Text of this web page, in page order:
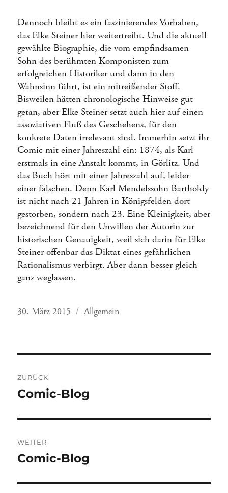
Dennoch bleibt es ein faszinierendes Vorhaben,
das Elke Steiner hier weitertreibt. Und die aktuell
gewählte Biographie, die vom empfindsamen
Sohn des berühmten Komponisten zum
erfolgreichen Historiker und dann in den
Wahnsinn führt, ist ein mitreißender Stoff.
Bisweilen hätten chronologische Hinweise gut
getan, aber Elke Steiner setzt auch hier auf einen
assoziativen Fluß des Geschehens, für den
konkrete Daten irrelevant sind. Immerhin setzt ihr
Comic mit einer Jahreszahl ein: 1874, als Karl
erstmals in eine Anstalt kommt, in Görlitz. Und
das Buch hört mit einer Jahreszahl auf, leider
einer falschen. Denn Karl Mendelssohn Bartholdy
ist nicht nach 21 Jahren in Königsfelden dort
gestorben, sondern nach 23. Eine Kleinigkeit, aber
bezeichnend für den Unwillen der Autorin zur
historischen Genauigkeit, weil sich darin für Elke
Steiner offenbar das Diktat eines gefährlichen
Rationalismus verbirgt. Aber dann besser gleich
ganz weglassen.
Veröffentlicht
30. März 2015 Kategorien
Allgemein
ZURÜCK
Vorheriger
Comic-Blog
WEITER
Nächster
Comic-Blog